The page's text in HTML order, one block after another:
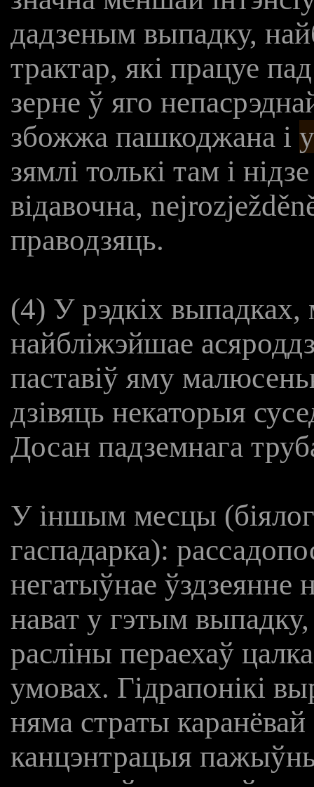
дадзеным выпадку,
трактар, які працуе
зерне ў яго
збожжа пашкоджана і
зямлі толькі там і
відавочна,
праводзяць.
(4) У рэдкіх
найбліжэйшае
паставіў яму
дзівяць некаторыя
Досан падземнага
У іншым месцы
гаспадарка):
негатыўнае ўздзеянне
нават у гэтым
расліны пераехаў
умовах. Гідрапонікі
няма страты каранёвай
канцэнтрацыя